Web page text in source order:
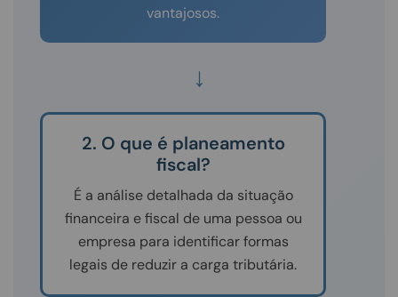
vantajosos.
↓
2. O que é planeamento
fiscal?
É a análise detalhada da situação
financeira e fiscal de uma pessoa ou
empresa para identificar formas
legais de reduzir a carga tributária.